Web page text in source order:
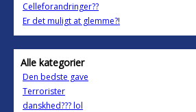
Celleforandringer??
Er det muligt at glemme?!
Alle kategorier
Den bedste gave
Terrorister
danskhed??? lol